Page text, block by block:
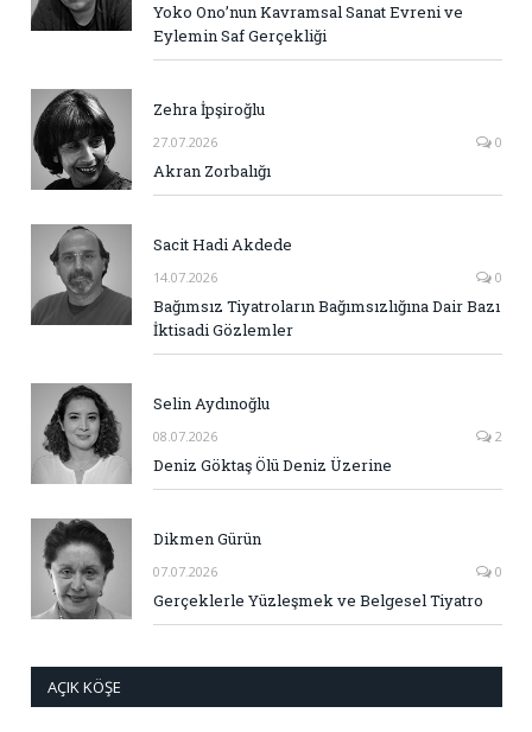
Yoko Ono’nun Kavramsal Sanat Evreni ve
Eylemin Saf Gerçekliği
Zehra İpşiroğlu
27.07.2026 0
Akran Zorbalığı
Sacit Hadi Akdede
14.07.2026 0
Bağımsız Tiyatroların Bağımsızlığına Dair Bazı
İktisadi Gözlemler
Selin Aydınoğlu
08.07.2026 2
Deniz Göktaş Ölü Deniz Üzerine
Dikmen Gürün
07.07.2026 0
Gerçeklerle Yüzleşmek ve Belgesel Tiyatro
AÇIK KÖŞE